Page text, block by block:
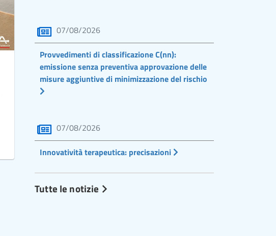
07/08/2026
Provvedimenti di classificazione C(nn):
emissione senza preventiva approvazione delle
misure aggiuntive di minimizzazione del rischio
07/08/2026
Innovatività terapeutica: precisazioni
Tutte le notizie